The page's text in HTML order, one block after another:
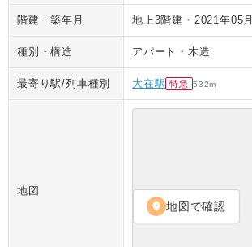
階建・築年月 地上3階建 ・ 2021年05月
種別・構造 アパート ・ 木造
最寄り駅/列車種別 大在駅 特急 532m
地図
location_on 地図で確認